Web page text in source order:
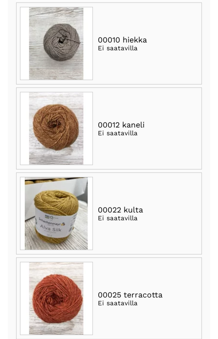
00010 hiekka
Ei saatavilla
00012 kaneli
Ei saatavilla
00022 kulta
Ei saatavilla
00025 terracotta
Ei saatavilla